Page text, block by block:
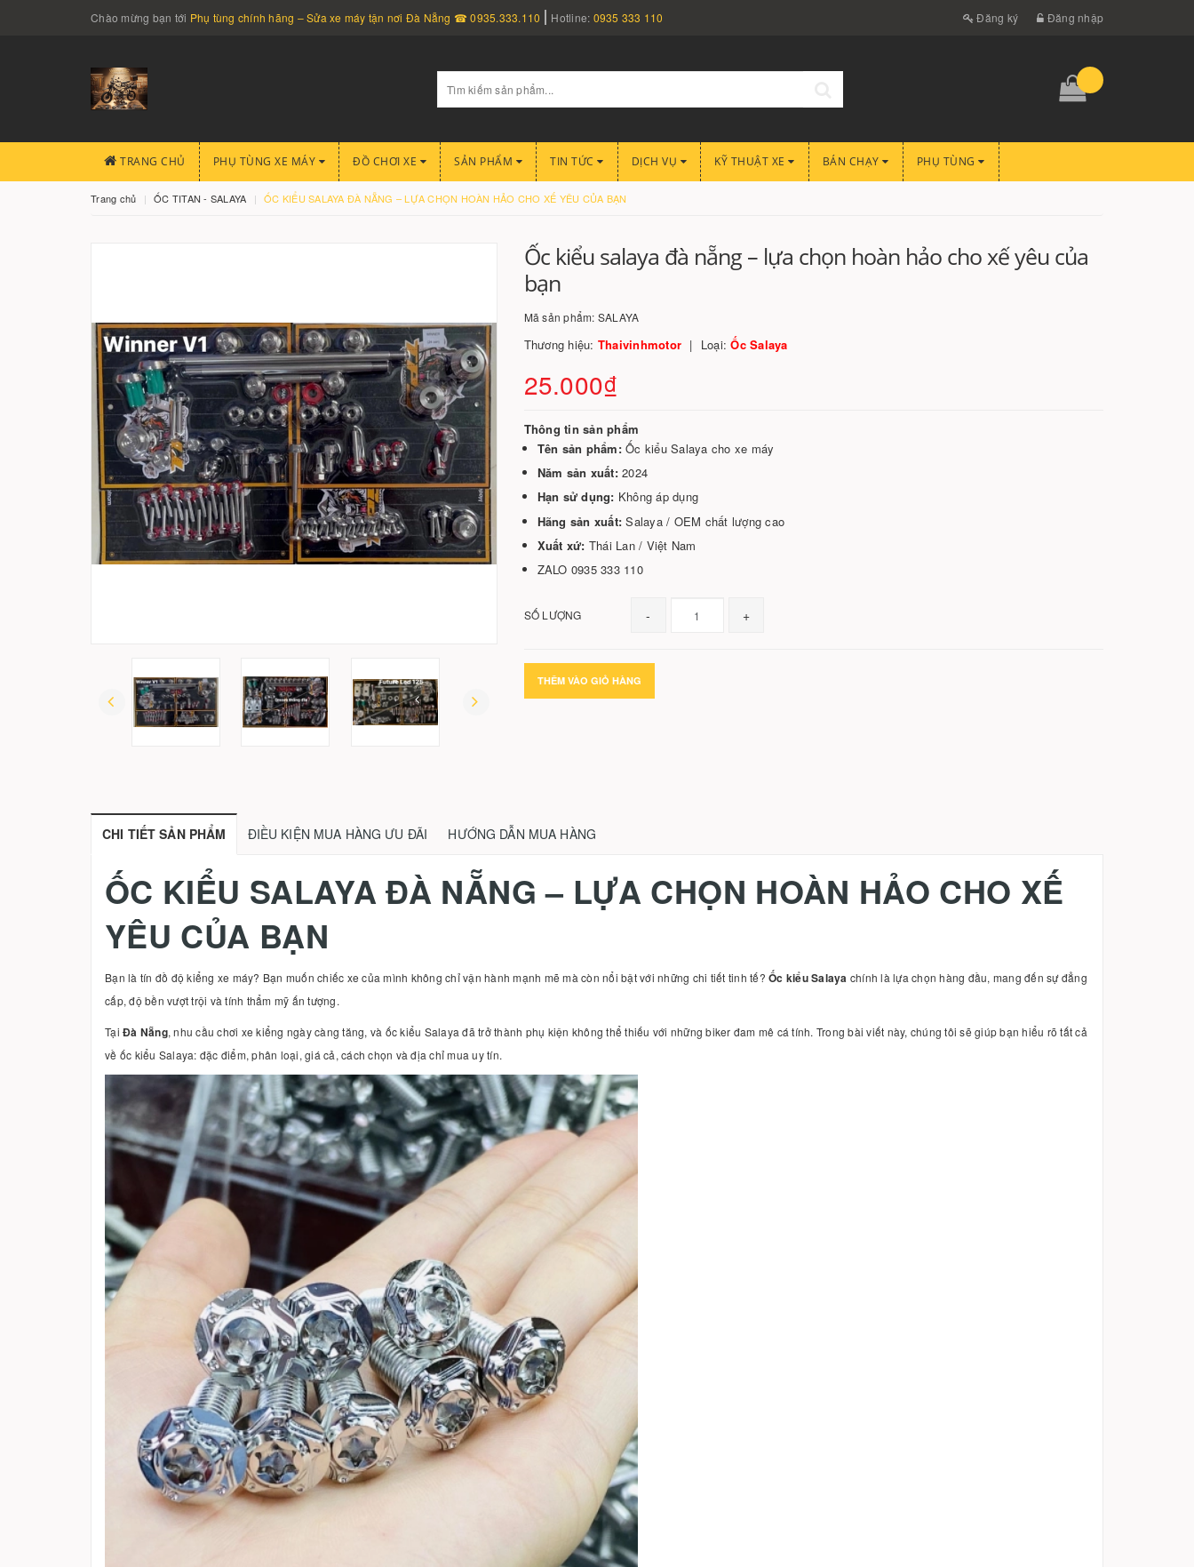
Chào mừng bạn tới Phụ tùng chính hãng – Sửa xe máy tận nơi Đà Nẵng ☎ 0935.333.110 Hotline: 0935 333 110 Đăng ký Đăng nhập
TRANG CHỦ PHỤ TÙNG XE MÁY ĐỒ CHƠI XE SẢN PHẨM TIN TỨC DỊCH VỤ KỸ THUẬT XE BÁN CHẠY PHỤ TÙNG
Trang chủ ỐC TITAN - SALAYA ỐC KIỂU SALAYA ĐÀ NẴNG – LỰA CHỌN HOÀN HẢO CHO XẾ YÊU CỦA BẠN
Ốc kiểu salaya đà nẵng – lựa chọn hoàn hảo cho xế yêu của
bạn
Mã sản phẩm: SALAYA
Thương hiệu: Thaivinhmotor Loại:Ốc Salaya
25.000₫
Thông tin sản phẩm
Tên sản phẩm:Ốc kiểu Salaya cho xe máy
Năm sản xuất:2024
Hạn sử dụng: Không áp dụng
Hãng sản xuất: Salaya / OEM chất lượng cao
Xuất xứ: Thái Lan / Việt Nam
ZALO 0935 333 110
SỐ LƯỢNG - +
THÊM VÀO GIỎ HÀNG
CHI TIẾT SẢN PHẨM ĐIỀU KIỆN MUA HÀNG ƯU ĐÃI HƯỚNG DẪN MUA HÀNG
ỐC KIỂU SALAYA ĐÀ NẴNG – LỰA CHỌN HOÀN HẢO CHO XẾ
YÊU CỦA BẠN
Bạn là tín đồ độ kiểng xe máy? Bạn muốn chiếc xe của mình không chỉ vận hành mạnh mẽ mà còn nổi bật với những chi tiết tinh tế? Ốc kiểu Salaya chính là lựa chọn hàng đầu, mang đến sự đẳng
cấp, độ bền vượt trội và tính thẩm mỹ ấn tượng.
Tại Đà Nẵng, nhu cầu chơi xe kiểng ngày càng tăng, và ốc kiểu Salaya đã trở thành phụ kiện không thể thiếu với những biker đam mê cá tính. Trong bài viết này, chúng tôi sẽ giúp bạn hiểu rõ tất cả
về ốc kiểu Salaya: đặc điểm, phân loại, giá cả, cách chọn và địa chỉ mua uy tín.